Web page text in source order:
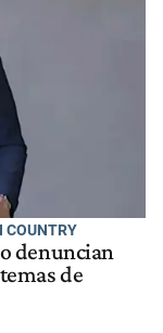
COUNTRY
denuncian
de